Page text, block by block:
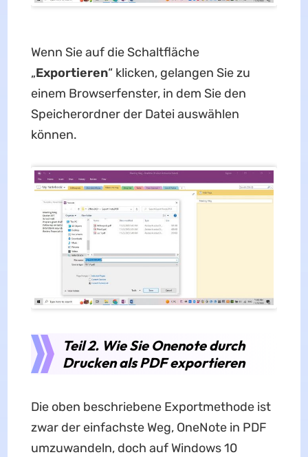
Wenn Sie auf die Schaltfläche
„Exportieren“ klicken, gelangen Sie zu
einem Browserfenster, in dem Sie den
Speicherordner der Datei auswählen
können.
Teil 2. Wie Sie Onenote durch
Drucken als PDF exportieren
Die oben beschriebene Exportmethode ist
zwar der einfachste Weg, OneNote in PDF
umzuwandeln, doch auf Windows 10